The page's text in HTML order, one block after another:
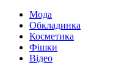
Мода
Обкладинка
Косметика
Фішки
Відео